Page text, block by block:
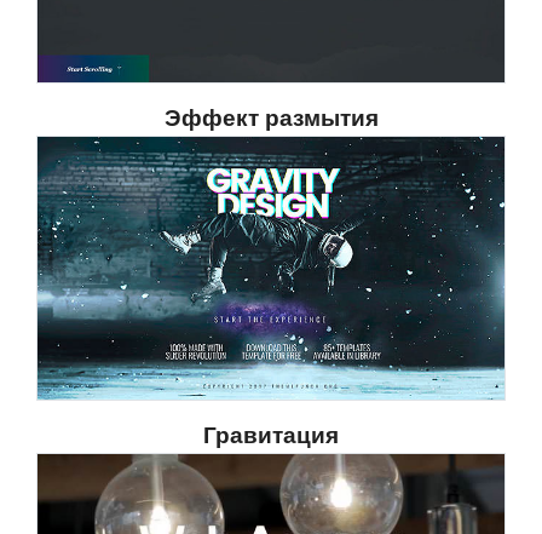
Эффект размытия
Гравитация